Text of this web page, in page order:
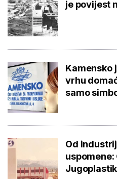
je povijest
Kamensko
vrhu
samo
Od
uspomene: